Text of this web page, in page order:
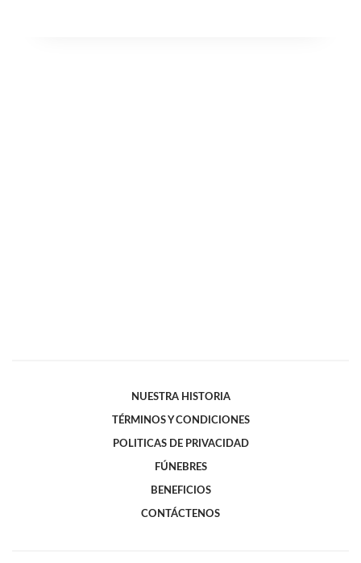
NUESTRA HISTORIA
TÉRMINOS Y CONDICIONES
POLITICAS DE PRIVACIDAD
FÚNEBRES
BENEFICIOS
CONTÁCTENOS